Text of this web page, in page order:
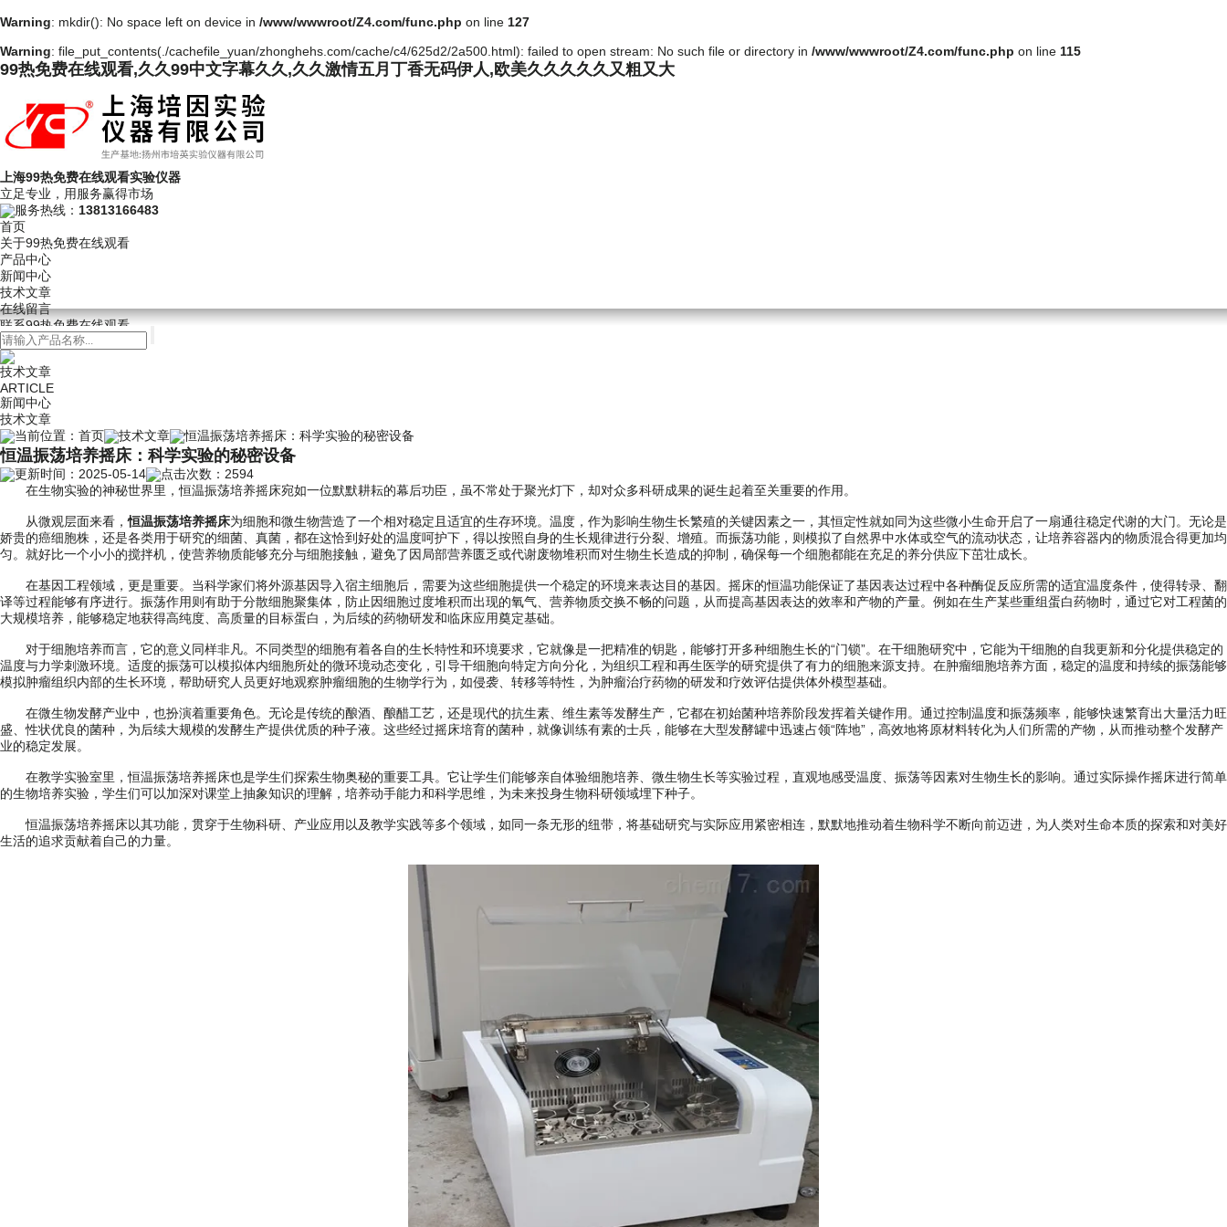
Warning: mkdir(): No space left on device in /www/wwwroot/Z4.com/func.php on line 127
Warning: file_put_contents(./cachefile_yuan/zhonghehs.com/cache/c4/625d2/2a500.html): failed to open stream: No such file or directory in /www/wwwroot/Z4.com/func.php on line 115
99热免费在线观看,久久99中文字幕久久,久久激情五月丁香无码伊人,欧美久久久久久又粗又大
上海99热免费在线观看实验仪器
立足专业，用服务赢得市场
服务热线： 13813166483
首页
关于99热免费在线观看
产品中心
新闻中心
技术文章
在线留言
联系99热免费在线观看
技术文章
ARTICLE
新闻中心
技术文章
当前位置： 首页 技术文章 恒温振荡培养摇床：科学实验的秘密设备
恒温振荡培养摇床：科学实验的秘密设备
更新时间：2025-05-14
点击次数：2594
在生物实验的神秘世界里，恒温振荡培养摇床宛如一位默默耕耘的幕后功臣，虽不常处于聚光灯下，却对众多科研成果的诞生起着至关重要的作用。
从微观层面来看，恒温振荡培养摇床为细胞和微生物营造了一个相对稳定且适宜的生存环境。温度，作为影响生物生长繁殖的关键因素之一，其恒定性就如同为这些微小生命开启了一扇通往稳定代谢的大门。无论是
娇贵的癌细胞株，还是各类用于研究的细菌、真菌，都在这恰到好处的温度呵护下，得以按照自身的生长规律进行分裂、增殖。而振荡功能，则模拟了自然界中水体或空气的流动状态，让培养容器内的物质混合得更加均
匀。就好比一个小小的搅拌机，使营养物质能够充分与细胞接触，避免了因局部营养匮乏或代谢废物堆积而对生物生长造成的抑制，确保每一个细胞都能在充足的养分供应下茁壮成长。
在基因工程领域，更是重要。当科学家们将外源基因导入宿主细胞后，需要为这些细胞提供一个稳定的环境来表达目的基因。摇床的恒温功能保证了基因表达过程中各种酶促反应所需的适宜温度条件，使得转录、翻
译等过程能够有序进行。振荡作用则有助于分散细胞聚集体，防止因细胞过度堆积而出现的氧气、营养物质交换不畅的问题，从而提高基因表达的效率和产物的产量。例如在生产某些重组蛋白药物时，通过它对工程菌的
大规模培养，能够稳定地获得高纯度、高质量的目标蛋白，为后续的药物研发和临床应用奠定基础。
对于细胞培养而言，它的意义同样非凡。不同类型的细胞有着各自的生长特性和环境要求，它就像是一把精准的钥匙，能够打开多种细胞生长的“门锁”。在干细胞研究中，它能为干细胞的自我更新和分化提供稳定的
温度与力学刺激环境。适度的振荡可以模拟体内细胞所处的微环境动态变化，引导干细胞向特定方向分化，为组织工程和再生医学的研究提供了有力的细胞来源支持。在肿瘤细胞培养方面，稳定的温度和持续的振荡能够
模拟肿瘤组织内部的生长环境，帮助研究人员更好地观察肿瘤细胞的生物学行为，如侵袭、转移等特性，为肿瘤治疗药物的研发和疗效评估提供体外模型基础。
在微生物发酵产业中，也扮演着重要角色。无论是传统的酿酒、酿醋工艺，还是现代的抗生素、维生素等发酵生产，它都在初始菌种培养阶段发挥着关键作用。通过控制温度和振荡频率，能够快速繁育出大量活力旺
盛、性状优良的菌种，为后续大规模的发酵生产提供优质的种子液。这些经过摇床培育的菌种，就像训练有素的士兵，能够在大型发酵罐中迅速占领“阵地”，高效地将原材料转化为人们所需的产物，从而推动整个发酵产
业的稳定发展。
在教学实验室里，恒温振荡培养摇床也是学生们探索生物奥秘的重要工具。它让学生们能够亲自体验细胞培养、微生物生长等实验过程，直观地感受温度、振荡等因素对生物生长的影响。通过实际操作摇床进行简单
的生物培养实验，学生们可以加深对课堂上抽象知识的理解，培养动手能力和科学思维，为未来投身生物科研领域埋下种子。
恒温振荡培养摇床以其功能，贯穿于生物科研、产业应用以及教学实践等多个领域，如同一条无形的纽带，将基础研究与实际应用紧密相连，默默地推动着生物科学不断向前迈进，为人类对生命本质的探索和对美好
生活的追求贡献着自己的力量。